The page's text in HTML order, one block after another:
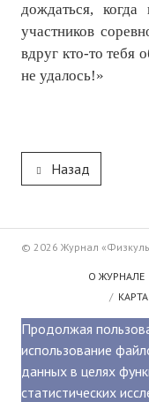
дождаться,
участников
вдруг кто-то тебя
не удалось!»
Назад
© 2026 Журнал
О ЖУРНАЛЕ
Продолжая
использование
данных в целях
статистических